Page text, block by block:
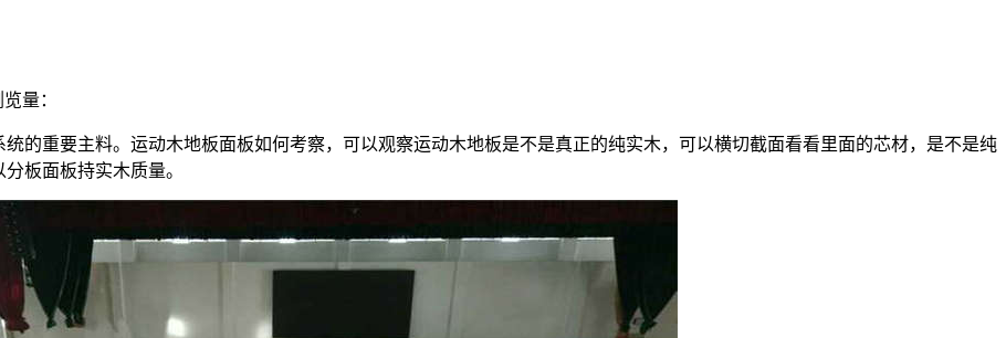
量：
的重要主料。运动木地板面板如何考察，可以观察运动木地板是不是真正的纯实木，可以横切截面看看里面的芯材，是不是纯
板面板持实木质量。